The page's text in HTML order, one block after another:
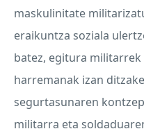
maskulinitate
eraikuntza soziala
batez, egitura
harremanak izan
segurtasunaren
militarra eta